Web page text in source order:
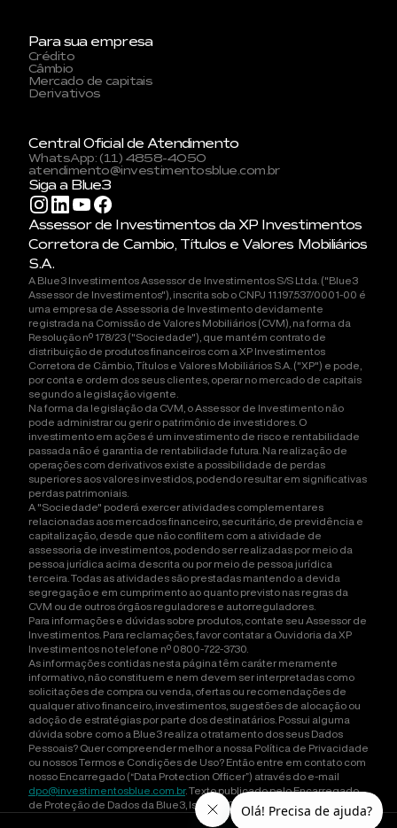
Para sua empresa
Crédito
Câmbio
Mercado de capitais
Derivativos
Central Oficial de Atendimento
WhatsApp: (11) 4858-4050
atendimento@investimentosblue.com.br
Siga a Blue3
Assessor de Investimentos da XP Investimentos
Corretora de Cambio, Títulos e Valores Mobiliários
S.A.
A Blue3 Investimentos Assessor de Investimentos S/S Ltda. ("Blue3
Assessor de Investimentos"), inscrita sob o CNPJ 11.197.537/0001-00 é
uma empresa de Assessoria de Investimento devidamente
registrada na Comissão de Valores Mobiliários (CVM), na forma da
Resolução nº 178/23 ("Sociedade"), que mantém contrato de
distribuição de produtos financeiros com a XP Investimentos
Corretora de Câmbio, Títulos e Valores Mobiliários S.A. ("XP") e pode,
por conta e ordem dos seus clientes, operar no mercado de capitais
segundo a legislação vigente.
Na forma da legislação da CVM, o Assessor de Investimento não
pode administrar ou gerir o patrimônio de investidores. O
investimento em ações é um investimento de risco e rentabilidade
passada não é garantia de rentabilidade futura. Na realização de
operações com derivativos existe a possibilidade de perdas
superiores aos valores investidos, podendo resultar em significativas
perdas patrimoniais.
A "Sociedade" poderá exercer atividades complementares
relacionadas aos mercados financeiro, securitário, de previdência e
capitalização, desde que não conflitem com a atividade de
assessoria de investimentos, podendo ser realizadas por meio da
pessoa jurídica acima descrita ou por meio de pessoa jurídica
terceira. Todas as atividades são prestadas mantendo a devida
segregação e em cumprimento ao quanto previsto nas regras da
CVM ou de outros órgãos reguladores e autorreguladores.
Para informações e dúvidas sobre produtos, contate seu Assessor de
Investimentos. Para reclamações, favor contatar a Ouvidoria da XP
Investimentos no telefone nº 0800-722-3730.
As informações contidas nesta página têm caráter meramente
informativo, não constituem e nem devem ser interpretadas como
solicitações de compra ou venda, ofertas ou recomendações de
qualquer ativo financeiro, investimentos, sugestões de alocação ou
adoção de estratégias por parte dos destinatários. Possui alguma
dúvida sobre como a Blue3 realiza o tratamento dos seus Dados
Pessoais? Quer compreender melhor a nossa Política de Privacidade
ou nossos Termos e Condições de Uso? Então entre em contato com
nosso Encarregado (“Data Protection Officer”) através do e-mail
dpo@investimentosblue.com.br. Texto publicado pelo Encarregado
de Proteção de Dados da Blue3, Isadora Orlandini Carneiro Ducatti